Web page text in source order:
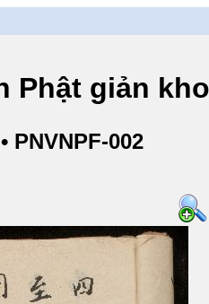
Phật giản
PNVNPF-002